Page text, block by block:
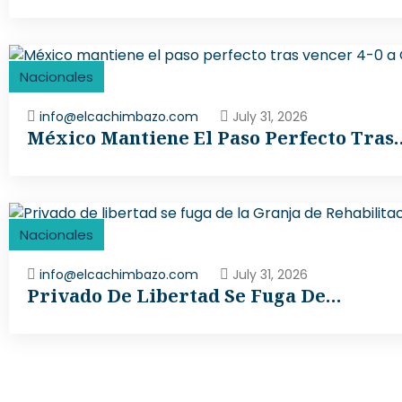
Nacionales
info@elcachimbazo.com July 31, 2026
México Mantiene El Paso Perfecto
Nacionales
info@elcachimbazo.com July 31, 2026
Privado De Libertad Se Fuga De…